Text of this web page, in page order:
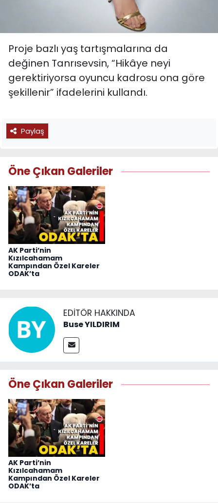
Proje bazlı yaş tartışmalarına da
değinen Tanrısevsin, “Hikâye neyi
gerektiriyorsa oyuncu kadrosu ona göre
şekillenir” ifadelerini kullandı.
Paylaş
Öne Çıkan Galeriler
AK Parti’nin
Kızılcahamam
Kampından Özel Kareler
ODAK’ta
EDITÖR HAKKINDA
Buse YILDIRIM
Öne Çıkan Galeriler
AK Parti’nin
Kızılcahamam
Kampından Özel Kareler
ODAK’ta